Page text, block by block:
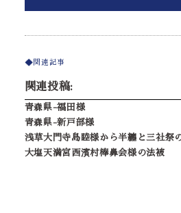
関連記事
関連投稿:
青森県-福田様
青森県-新戸部様
浅草大門寺島睦様から半纏と三社祭
大塩天満宮西濱村棒鼻会様の法被